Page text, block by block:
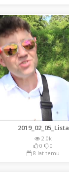
2019_02_05_Lista
2.0k
0
0
8 lat temu